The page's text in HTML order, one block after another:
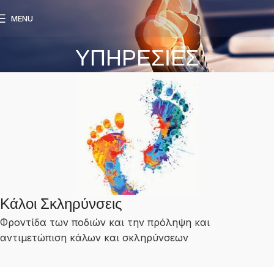
MENU
ΥΠΗΡΕΣΙΕΣ
Κάλοι Σκληρύνσεις
Φροντίδα των ποδιών και την πρόληψη και
αντιμετώπιση κάλων και σκληρύνσεων